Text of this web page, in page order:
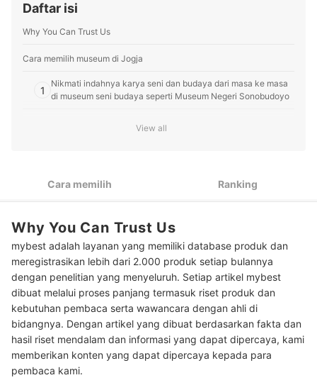
data dan sumber tepercaya untuk membantu pengguna
mereka.
Daftar isi
Why You Can Trust Us
Cara memilih museum di Jogja
1
Nikmati indahnya karya seni dan budaya dari masa ke masa
di museum seni budaya seperti Museum Negeri Sonobudoyo
seperti Diorama Arsip Jogja dan History of Java Museum
dari pesawat hingga rudal
bila ingin mengunjungi museum yang Instagrammable
5
Untuk berlibur bersama keluarga, pilihlah museum yang
edukatif seperti Taman Pintar dan Chocolate Monggo
Museum
6
Pertimbangkan museum yang terletak di area populer seperti
Museum Gunungapi Merapi di Kaliurang atau Museum
Vredeburg di Malioboro
Perhatikan hari dan jam buka museum
Mau hemat? Temukan museum yang gratis atau harga tiket
View all
Cara memilih Ranking
Why You Can Trust Us
mybest adalah layanan yang memiliki database produk dan
meregistrasikan lebih dari 2.000 produk setiap bulannya
dengan penelitian yang menyeluruh. Setiap artikel mybest
dibuat melalui proses panjang termasuk riset produk dan
kebutuhan pembaca serta wawancara dengan ahli di
bidangnya. Dengan artikel yang dibuat berdasarkan fakta dan
hasil riset mendalam dan informasi yang dapat dipercaya, kami
memberikan konten yang dapat dipercaya kepada para
pembaca kami.